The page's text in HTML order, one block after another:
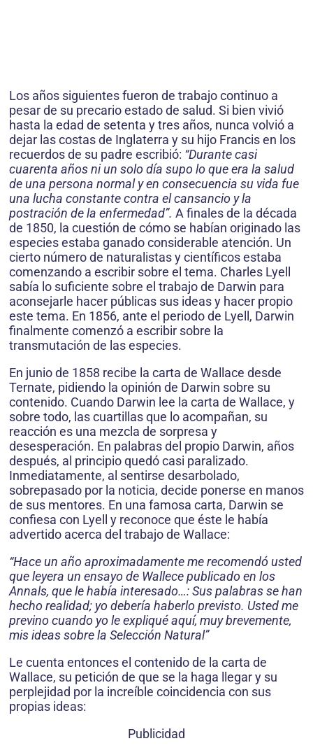
Los años siguientes fueron de trabajo continuo a
pesar de su precario estado de salud. Si bien vivió
hasta la edad de setenta y tres años, nunca volvió a
dejar las costas de Inglaterra y su hijo Francis en los
recuerdos de su padre escribió: “Durante casi
cuarenta años ni un solo día supo lo que era la salud
de una persona normal y en consecuencia su vida fue
una lucha constante contra el cansancio y la
postración de la enfermedad”. A finales de la década
de 1850, la cuestión de cómo se habían originado las
especies estaba ganado considerable atención. Un
cierto número de naturalistas y científicos estaba
comenzando a escribir sobre el tema. Charles Lyell
sabía lo suficiente sobre el trabajo de Darwin para
aconsejarle hacer públicas sus ideas y hacer propio
este tema. En 1856, ante el periodo de Lyell, Darwin
finalmente comenzó a escribir sobre la
transmutación de las especies.
En junio de 1858 recibe la carta de Wallace desde
Ternate, pidiendo la opinión de Darwin sobre su
contenido. Cuando Darwin lee la carta de Wallace, y
sobre todo, las cuartillas que lo acompañan, su
reacción es una mezcla de sorpresa y
desesperación. En palabras del propio Darwin, años
después, al principio quedó casi paralizado.
Inmediatamente, al sentirse desarbolado,
sobrepasado por la noticia, decide ponerse en manos
de sus mentores. En una famosa carta, Darwin se
confiesa con Lyell y reconoce que éste le había
advertido acerca del trabajo de Wallace:
“Hace un año aproximadamente me recomendó usted
que leyera un ensayo de Wallece publicado en los
Annals, que le había interesado…: Sus palabras se han
hecho realidad; yo debería haberlo previsto. Usted me
previno cuando yo le expliqué aquí, muy brevemente,
mis ideas sobre la Selección Natural”
Le cuenta entonces el contenido de la carta de
Wallace, su petición de que se la haga llegar y su
perplejidad por la increíble coincidencia con sus
propias ideas:
Publicidad